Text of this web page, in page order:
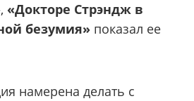
, «Докторе Стрэндж в
безумия» показал ее
намерена делать с